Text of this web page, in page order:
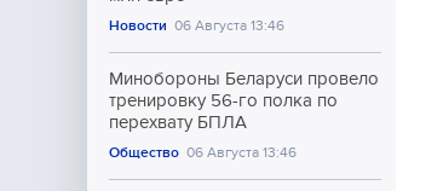
Новости 06 Августа 13:46
Минобороны Беларуси провело
тренировку 56-го полка по
перехвату БПЛА
Общество 06 Августа 13:46